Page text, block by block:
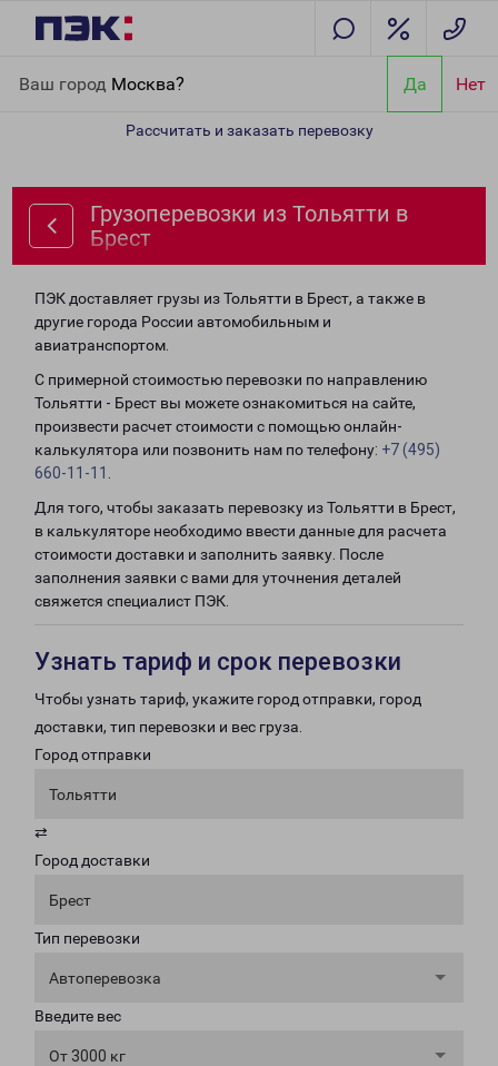
Ваш город Москва? Да Нет
Рассчитать и заказать перевозку
Грузоперевозки из Тольятти в
Брест
ПЭК доставляет грузы из Тольятти в Брест, а также в
другие города России автомобильным и
авиатранспортом.
С примерной стоимостью перевозки по направлению
Тольятти - Брест вы можете ознакомиться на сайте,
произвести расчет стоимости с помощью онлайн-
калькулятора или позвонить нам по телефону: +7 (495)
660-11-11
Для того, чтобы заказать перевозку из Тольятти в Брест,
в калькуляторе необходимо ввести данные для расчета
стоимости доставки и заполнить заявку. После
заполнения заявки с вами для уточнения деталей
свяжется специалист ПЭК.
Узнать тариф и срок перевозки
Чтобы узнать тариф, укажите город отправки, город
доставки, тип перевозки и вес груза.
Город отправки
Тольятти
⇄
Город доставки
Брест
Тип перевозки
Автоперевозка
Введите вес
От 3000 кг